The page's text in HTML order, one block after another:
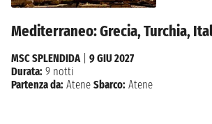
Mediterraneo: Grecia, Turchia,
MSC SPLENDIDA| 9 GIU 2027
Durata: 9 notti
Partenza da: Atene Sbarco: Atene